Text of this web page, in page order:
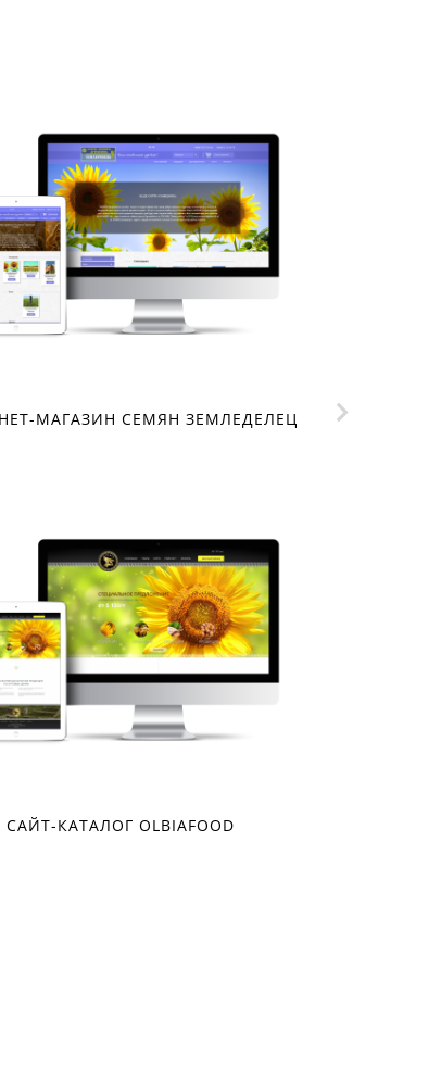
МАГАЗИН СЕМЯН ЗЕМЛЕДЕЛЕЦ
САЙТ-КАТАЛОГ OLBIAFOOD